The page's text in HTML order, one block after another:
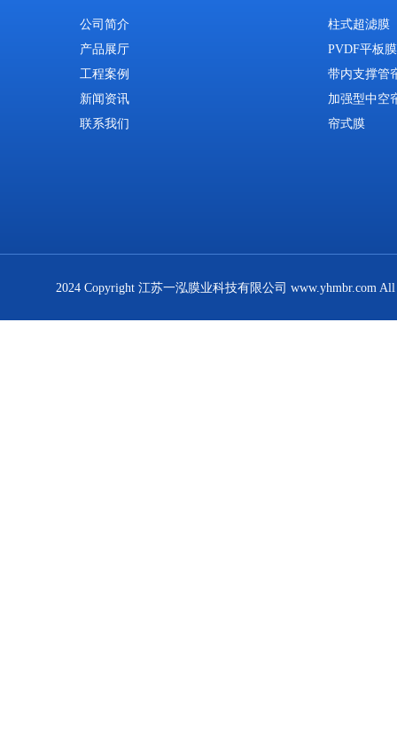
公司简介
产品展厅
工程案例
新闻资讯
联系我们
柱式超滤膜
PVDF平板膜
带内支撑管
加强型中空
帘式膜
2024 Copyright 江苏一泓膜业科技有限公司 www.yhmbr.com